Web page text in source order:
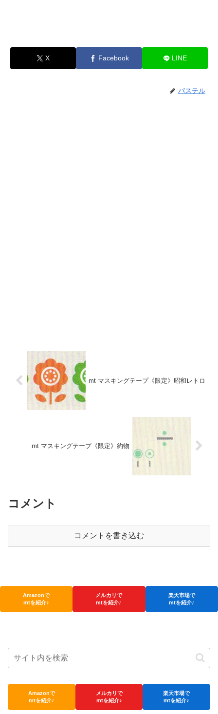
X Facebook LINE
パステル
mt マスキングテープ《限定》昭和レトロ
mt マスキングテープ《限定》約物
コメント
コメントを書き込む
Amazonで
mtを紹介♪
メルカリで
mtを紹介♪
楽天市場で
mtを紹介♪
Amazonで
mtを紹介♪
メルカリで
mtを紹介♪
楽天市場で
mtを紹介♪